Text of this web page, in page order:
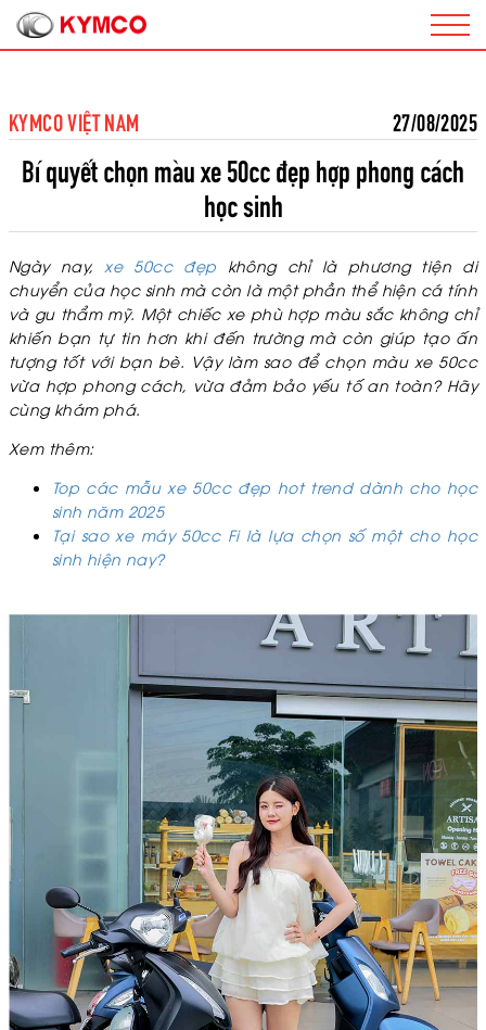
KYMCO VIỆT NAM 27/08/2025
Bí quyết chọn màu xe 50cc đẹp hợp phong cách
học sinh
Ngày nay, xe 50cc đẹp không chỉ là phương tiện di
chuyển của học sinh mà còn là một phần thể hiện cá tính
và gu thẩm mỹ. Một chiếc xe phù hợp màu sắc không chỉ
khiến bạn tự tin hơn khi đến trường mà còn giúp tạo ấn
tượng tốt với bạn bè. Vậy làm sao để chọn màu xe 50cc
vừa hợp phong cách, vừa đảm bảo yếu tố an toàn? Hãy
cùng khám phá.
Xem thêm:
Top các mẫu xe 50cc đẹp hot trend dành cho học
sinh năm 2025
Tại sao xe máy 50cc Fi là lựa chọn số một cho học
sinh hiện nay?